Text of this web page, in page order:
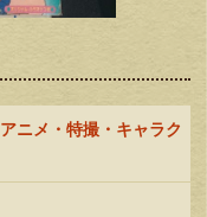
アニメ・特撮・キャラク